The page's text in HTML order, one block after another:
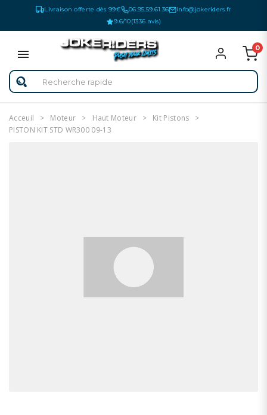
Livraison offerte dès 99€ 06.95.59.61.36
info@jokeriders.fr
9.6/10(1336 avis)
0
Acceuil Moteur Haut Moteur
Kit Pistons
PISTON KIT STD WR300 09-13